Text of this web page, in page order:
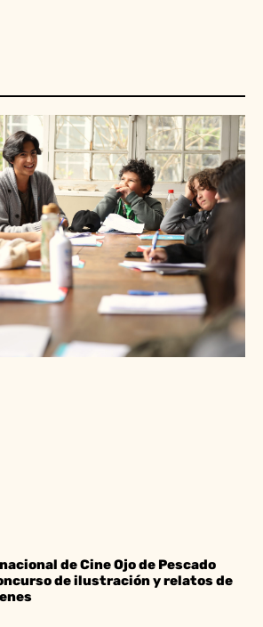
de Cine Ojo de Pescado
de ilustración y relatos de